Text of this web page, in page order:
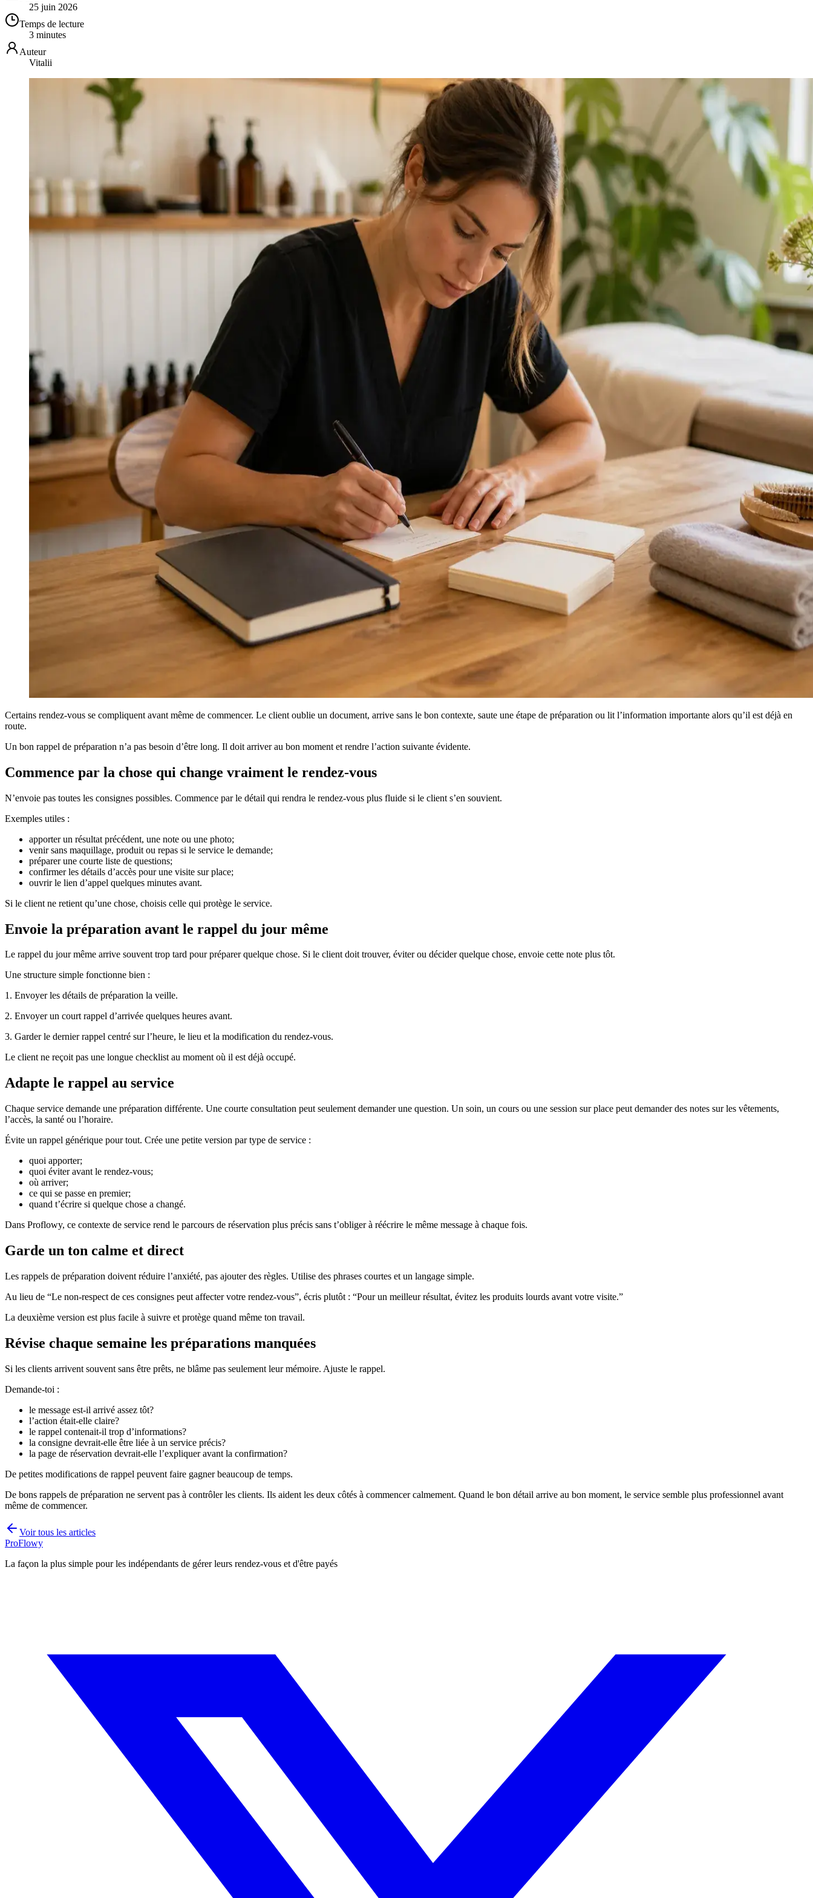
25 juin 2026
Temps de lecture
3 minutes
Auteur
Vitalii
Certains rendez-vous se compliquent avant même de commencer. Le client oublie un document, arrive sans le bon contexte, saute une étape de préparation ou lit l’information importante alors qu’il est déjà en
route.
Un bon rappel de préparation n’a pas besoin d’être long. Il doit arriver au bon moment et rendre l’action suivante évidente.
Commence par la chose qui change vraiment le rendez-vous
N’envoie pas toutes les consignes possibles. Commence par le détail qui rendra le rendez-vous plus fluide si le client s’en souvient.
Exemples utiles :
apporter un résultat précédent, une note ou une photo;
venir sans maquillage, produit ou repas si le service le demande;
préparer une courte liste de questions;
confirmer les détails d’accès pour une visite sur place;
ouvrir le lien d’appel quelques minutes avant.
Si le client ne retient qu’une chose, choisis celle qui protège le service.
Envoie la préparation avant le rappel du jour même
Le rappel du jour même arrive souvent trop tard pour préparer quelque chose. Si le client doit trouver, éviter ou décider quelque chose, envoie cette note plus tôt.
Une structure simple fonctionne bien :
1. Envoyer les détails de préparation la veille.
2. Envoyer un court rappel d’arrivée quelques heures avant.
3. Garder le dernier rappel centré sur l’heure, le lieu et la modification du rendez-vous.
Le client ne reçoit pas une longue checklist au moment où il est déjà occupé.
Adapte le rappel au service
Chaque service demande une préparation différente. Une courte consultation peut seulement demander une question. Un soin, un cours ou une session sur place peut demander des notes sur les vêtements,
l’accès, la santé ou l’horaire.
Évite un rappel générique pour tout. Crée une petite version par type de service :
quoi apporter;
quoi éviter avant le rendez-vous;
où arriver;
ce qui se passe en premier;
quand t’écrire si quelque chose a changé.
Dans Proflowy, ce contexte de service rend le parcours de réservation plus précis sans t’obliger à réécrire le même message à chaque fois.
Garde un ton calme et direct
Les rappels de préparation doivent réduire l’anxiété, pas ajouter des règles. Utilise des phrases courtes et un langage simple.
Au lieu de “Le non-respect de ces consignes peut affecter votre rendez-vous”, écris plutôt : “Pour un meilleur résultat, évitez les produits lourds avant votre visite.”
La deuxième version est plus facile à suivre et protège quand même ton travail.
Révise chaque semaine les préparations manquées
Si les clients arrivent souvent sans être prêts, ne blâme pas seulement leur mémoire. Ajuste le rappel.
Demande-toi :
le message est-il arrivé assez tôt?
l’action était-elle claire?
le rappel contenait-il trop d’informations?
la consigne devrait-elle être liée à un service précis?
la page de réservation devrait-elle l’expliquer avant la confirmation?
De petites modifications de rappel peuvent faire gagner beaucoup de temps.
De bons rappels de préparation ne servent pas à contrôler les clients. Ils aident les deux côtés à commencer calmement. Quand le bon détail arrive au bon moment, le service semble plus professionnel avant
même de commencer.
Voir tous les articles
ProFlowy
La façon la plus simple pour les indépendants de gérer leurs rendez-vous et d'être payés